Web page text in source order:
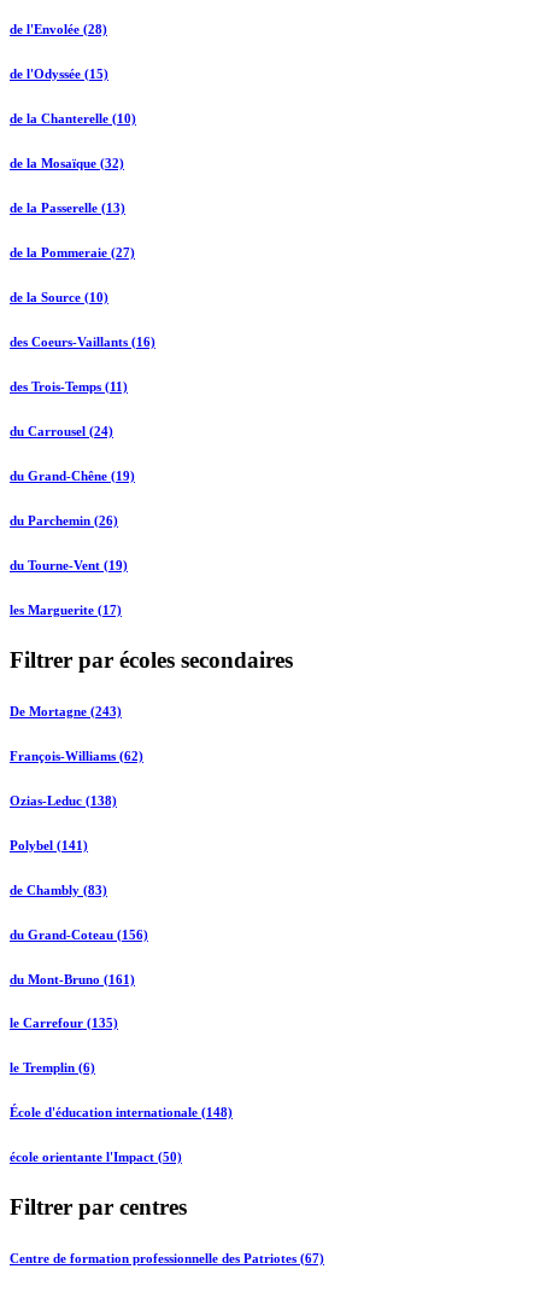
de l'Envolée (28)
de l'Odyssée (15)
de la Chanterelle (10)
de la Mosaïque (32)
de la Passerelle (13)
de la Pommeraie (27)
de la Source (10)
des Coeurs-Vaillants (16)
des Trois-Temps (11)
du Carrousel (24)
du Grand-Chêne (19)
du Parchemin (26)
du Tourne-Vent (19)
les Marguerite (17)
Filtrer par écoles secondaires
De Mortagne (243)
François-Williams (62)
Ozias-Leduc (138)
Polybel (141)
de Chambly (83)
du Grand-Coteau (156)
du Mont-Bruno (161)
le Carrefour (135)
le Tremplin (6)
École d'éducation internationale (148)
école orientante l'Impact (50)
Filtrer par centres
Centre de formation professionnelle des Patriotes (67)